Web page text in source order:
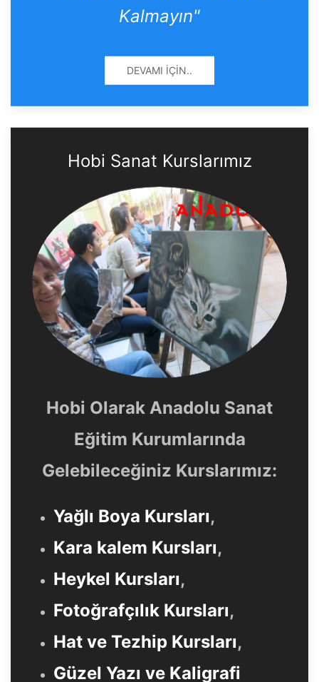
Kalmayın"
DEVAMI İÇIN..
Hobi Sanat Kurslarımız
Hobi Olarak Anadolu Sanat
Eğitim Kurumlarında
Gelebileceğiniz Kurslarımız:
Yağlı Boya Kursları,
Kara kalem Kursları,
Heykel Kursları,
Fotoğrafçılık Kursları,
Hat ve Tezhip Kursları,
Güzel Yazı ve Kaligrafi